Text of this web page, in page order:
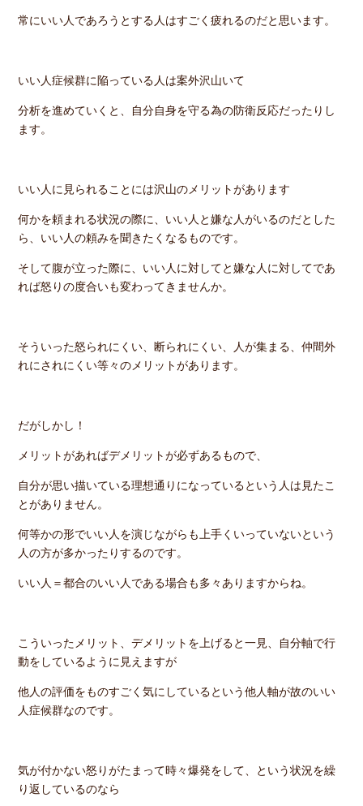
常にいい人であろうとする人はすごく疲れるのだと思います。
いい人症候群に陥っている人は案外沢山いて
分析を進めていくと、自分自身を守る為の防衛反応だったりし
ます。
いい人に見られることには沢山のメリットがあります
何かを頼まれる状況の際に、いい人と嫌な人がいるのだとした
ら、いい人の頼みを聞きたくなるものです。
そして腹が立った際に、いい人に対してと嫌な人に対してであ
れば怒りの度合いも変わってきませんか。
そういった怒られにくい、断られにくい、人が集まる、仲間外
れにされにくい等々のメリットがあります。
だがしかし！
メリットがあればデメリットが必ずあるもので、
自分が思い描いている理想通りになっているという人は見たこ
とがありません。
何等かの形でいい人を演じながらも上手くいっていないという
人の方が多かったりするのです。
いい人＝都合のいい人である場合も多々ありますからね。
こういったメリット、デメリットを上げると一見、自分軸で行
動をしているように見えますが
他人の評価をものすごく気にしているという他人軸が故のいい
人症候群なのです。
気が付かない怒りがたまって時々爆発をして、という状況を繰
り返しているのなら